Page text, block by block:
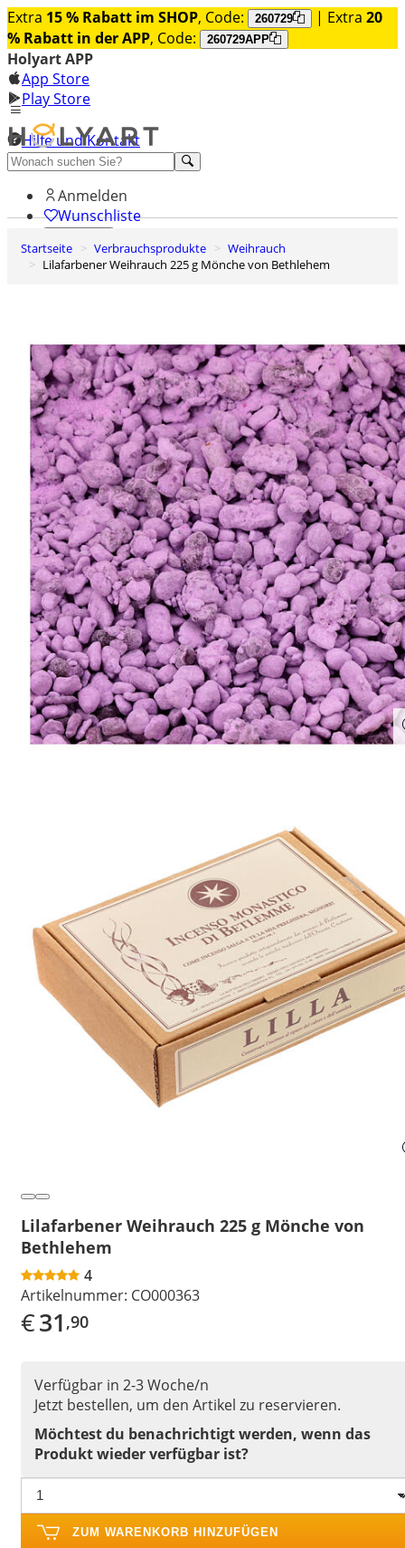
Extra 15 % Rabatt im SHOP, Code: 260729 | Extra 20
% Rabatt in der APP, Code: 260729APP
Holyart APP
App Store
Play Store
Hilfe und Kontakt
Entdecken Sie Premium
Anmelden
Wunschliste
0
Warenkorb
Startseite Verbrauchsprodukte
Weihrauch
Lilafarbener Weihrauch 225 g Mönche von Bethlehem
Lilafarbener Weihrauch 225 g Mönche von
Bethlehem
4
Artikelnummer: CO000363
€31 ,90
Verfügbar in 2-3 Woche/n
Jetzt bestellen, um den Artikel zu reservieren.
Möchtest du benachrichtigt werden, wenn das
Produkt wieder verfügbar ist?
ZUM WARENKORB HINZUFÜGEN